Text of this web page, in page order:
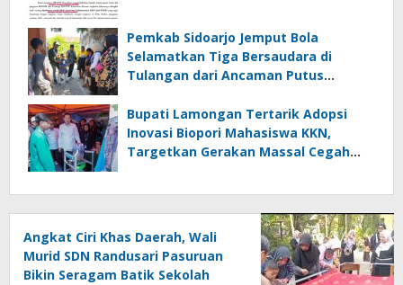
Pemkab Sidoarjo Jemput Bola
Selamatkan Tiga Bersaudara di
Tulangan dari Ancaman Putus
Bupati Lamongan Tertarik Adopsi
Inovasi Biopori Mahasiswa KKN,
Targetkan Gerakan Massal Cegah
Angkat Ciri Khas Daerah, Wali
Murid SDN Randusari Pasuruan
Bikin Seragam Batik Sekolah